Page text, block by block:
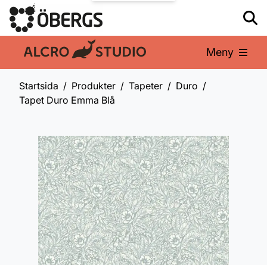
En del av: Meny
Startsida Produkter Tapeter
Duro
Tapet Duro Emma Blå